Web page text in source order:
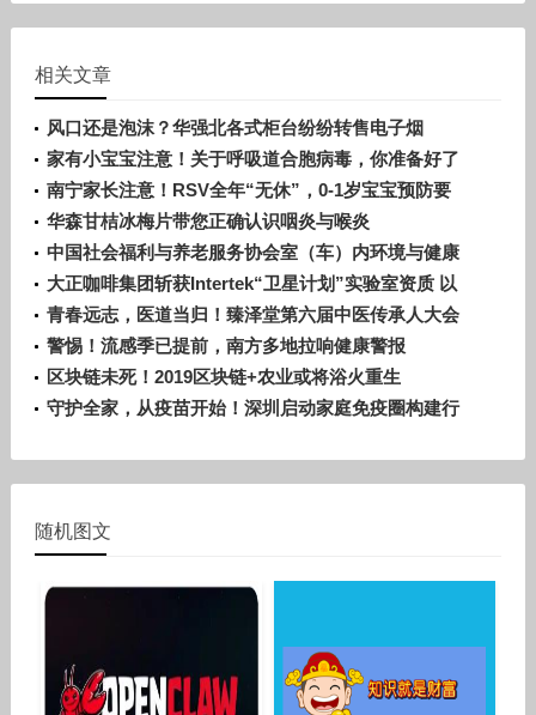
相关文章
风口还是泡沫？华强北各式柜台纷纷转售电子烟
家有小宝宝注意！关于呼吸道合胞病毒，你准备好了
吗？
南宁家长注意！RSV全年“无休”，0-1岁宝宝预防要
趁早
华森甘桔冰梅片带您正确认识咽炎与喉炎
中国社会福利与养老服务协会室（车）内环境与健康
科技分会正式成立！
大正咖啡集团斩获Intertek“卫星计划”实验室资质 以
严苛品控赋能全球化发展
青春远志，医道当归！臻泽堂第六届中医传承人大会
暨答谢晚宴圆满落幕
警惕！流感季已提前，南方多地拉响健康警报
区块链未死！2019区块链+农业或将浴火重生
守护全家，从疫苗开始！深圳启动家庭免疫圈构建行
随机图文